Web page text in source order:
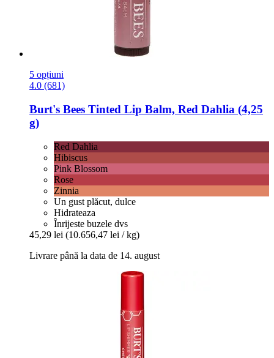
5 opțiuni
4.0 (681)
Burt's Bees Tinted Lip Balm, Red Dahlia (4,25
g)
Red Dahlia
Hibiscus
Pink Blossom
Rose
Zinnia
Un gust plăcut, dulce
Hidrateaza
Înrijeste buzele dvs
45,29 lei (10.656,47 lei / kg)
Livrare până la data de 14. august